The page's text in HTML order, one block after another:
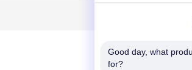
Good day, what
for?